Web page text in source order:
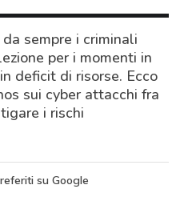
sempre i criminali
per i momenti in
deficit di risorse. Ecco
sui cyber attacchi fra
i rischi
su Google